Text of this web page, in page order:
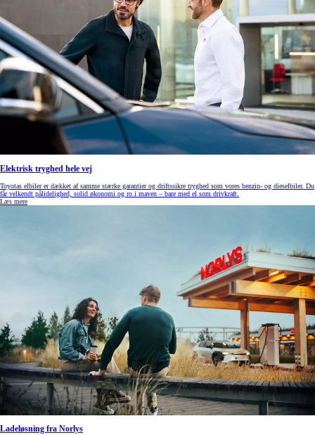
Elektrisk tryghed hele vej
Toyotas elbiler er dækket af samme stærke garantier og driftssikre tryghed som vores benzin- og dieselbiler. Du
får velkendt pålidelighed, solid økonomi og ro i maven – bare med el som drivkraft.
Læs mere
Ladeløsning fra Norlys